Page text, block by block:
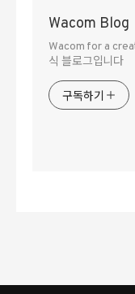
Wacom Blog
Wacom for a
식 블로그입니다
구독하기